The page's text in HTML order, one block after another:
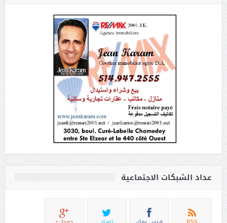
عداد الشبكات الاجتماعية